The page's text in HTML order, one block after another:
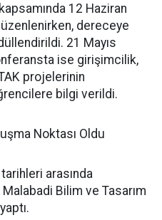
12 Haziran
dereceye
21 Mayıs
ise girişimcilik,
projelerinin
bilgi verildi.
Noktası Oldu
arasında
Bilim ve Tasarım